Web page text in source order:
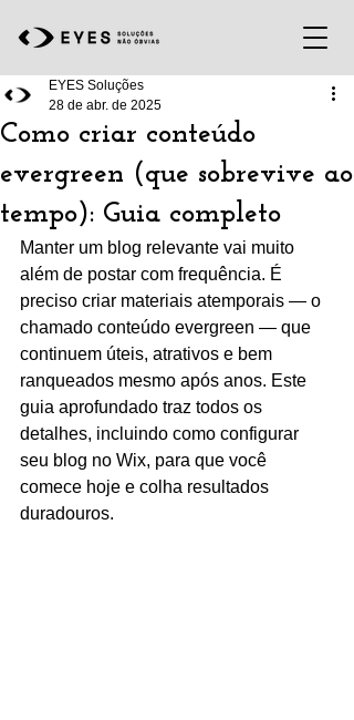
Como criar conteúdo
evergreen (que sobrevive ao
tempo): Guia completo
EYES Soluções
28 de abr. de 2025
Manter um blog relevante vai muito
além de postar com frequência. É
preciso criar materiais atemporais — o
chamado conteúdo evergreen — que
continuem úteis, atrativos e bem
ranqueados mesmo após anos. Este
guia aprofundado traz todos os
detalhes, incluindo como configurar
seu blog no Wix, para que você
comece hoje e colha resultados
duradouros.